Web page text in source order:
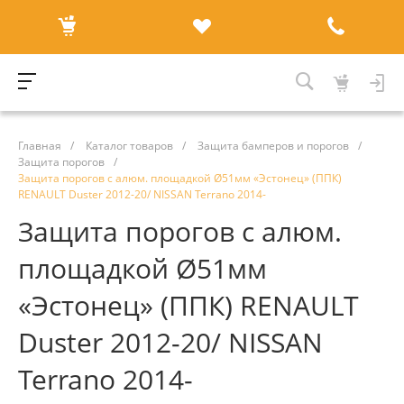
Главная / Каталог товаров / Защита бамперов и порогов /
Защита порогов /
Защита порогов с алюм. площадкой Ø51мм «Эстонец» (ППК)
RENAULT Duster 2012-20/ NISSAN Terrano 2014-
Защита порогов с алюм.
площадкой Ø51мм
«Эстонец» (ППК) RENAULT
Duster 2012-20/ NISSAN
Terrano 2014-